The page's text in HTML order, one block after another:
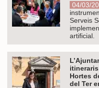
04/03/
Serveis
artificial.
Hortes
del Ter